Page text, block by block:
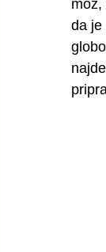
mož,
da je